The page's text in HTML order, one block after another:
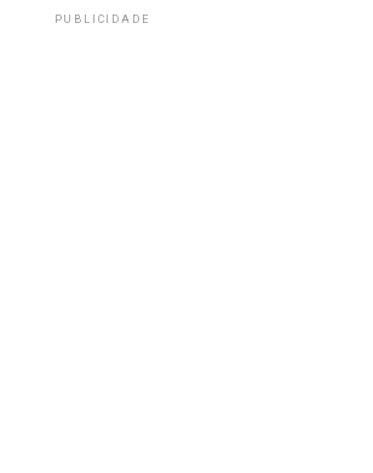
PUBLICIDADE